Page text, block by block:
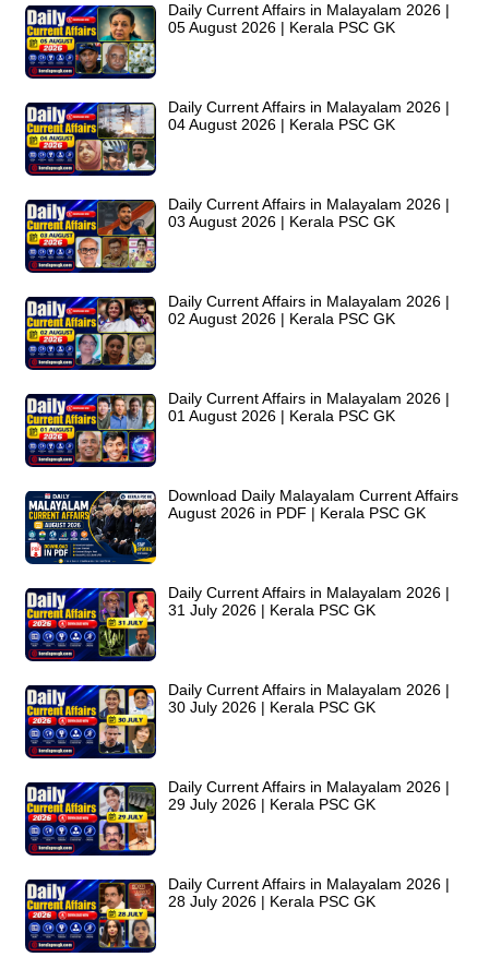
Daily Current Affairs in Malayalam 2026 |
05 August 2026 | Kerala PSC GK
Daily Current Affairs in Malayalam 2026 |
04 August 2026 | Kerala PSC GK
Daily Current Affairs in Malayalam 2026 |
03 August 2026 | Kerala PSC GK
Daily Current Affairs in Malayalam 2026 |
02 August 2026 | Kerala PSC GK
Daily Current Affairs in Malayalam 2026 |
01 August 2026 | Kerala PSC GK
Download Daily Malayalam Current Affairs
August 2026 in PDF | Kerala PSC GK
Daily Current Affairs in Malayalam 2026 |
31 July 2026 | Kerala PSC GK
Daily Current Affairs in Malayalam 2026 |
30 July 2026 | Kerala PSC GK
Daily Current Affairs in Malayalam 2026 |
29 July 2026 | Kerala PSC GK
Daily Current Affairs in Malayalam 2026 |
28 July 2026 | Kerala PSC GK